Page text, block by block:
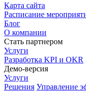
Карта сайта
Расписание
Блог
О компании
Стать партнером
Услуги
Разработка KPI и OKR
Демо-версия
Услуги
Решения Управление